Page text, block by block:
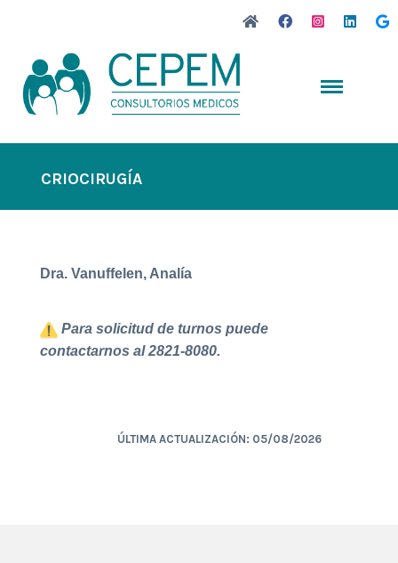
CRIOCIRUGÍA
Dra. Vanuffelen, Analía
Para solicitud de turnos puede
contactarnos al 2821-8080.
ÚLTIMA ACTUALIZACIÓN: 05/08/2026